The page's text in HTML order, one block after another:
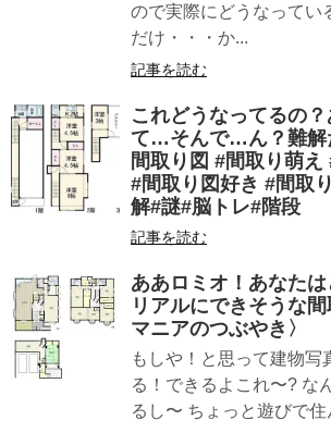
ので実際にどうなってい
だけ・・・か...
記事を読む
これどうなってるの
て…そんで…ん？難解
間取り図 #間取り萌
#間取り図好き #間取
解#謎#脳トレ#階段
記事を読む
ああロミオ！あなた
リアルにできそうな
マニアのつぶやき〉
もしや！と思って建物
る！できるよこれ〜? な
るし〜 ちょっと遊びで住